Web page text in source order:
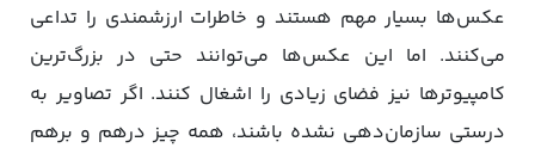
عکس‌ها بسیار مهم هستند و خاطرات ارزشمندی را تداعی
می‌کنند. اما این عکس‌ها می‌توانند حتی در بزرگ‌ترین
کامپیوترها نیز فضای زیادی را اشغال کنند. اگر تصاویر به
درستی سازمان‌دهی نشده باشند، همه چیز درهم و برهم